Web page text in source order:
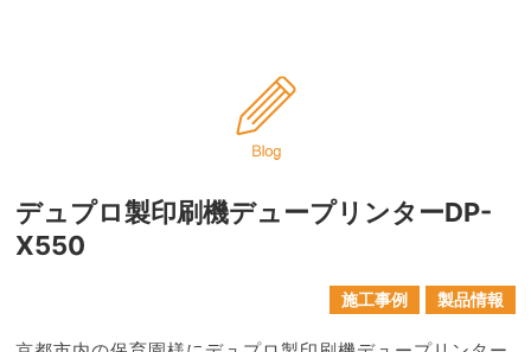
デュプロ製印刷機デュープリンターDP-
X550
施工事例 製品情報